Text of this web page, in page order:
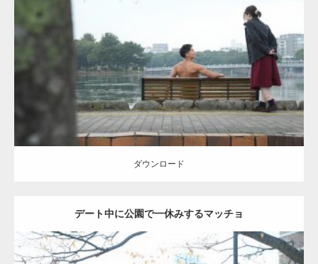
公園のマッチョ AKIHITO(細マッチョ) 背中
ダウンロード
ダウンロード
デート中に公園で一休みするマッチョ